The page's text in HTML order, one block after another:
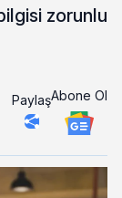
zorunlu
PaylaşAbone Ol